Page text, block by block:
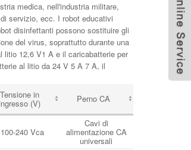
medica, nell'industria militare,
servizio, ecc. I robot educativi
disinfettanti possono sostituire gli
del virus, soprattutto durante una
litio 12,6 V1 A e il caricabatterie per
al litio da 24 V 5 A 7 A, il
Tensione in
(V) Perno CA
100-240 Vca
Cavi di
alimentazione CA
universali